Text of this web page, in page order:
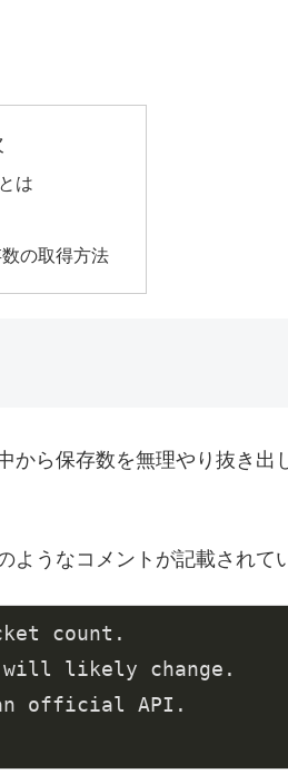
は
の取得方法
から保存数を無理やり抜き出
うなコメントが記載されて
count.
will likely change.
official API.